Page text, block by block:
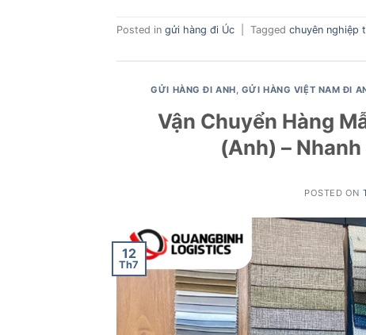
Posted in gửi hàng đi Úc Tagged chuyên nghiệp
GỬI HÀNG ĐI ANH, GỬI HÀNG VIỆT NAM ĐI
Vận Chuyển Hàng
(Anh) –
POSTED ON
12
Th7